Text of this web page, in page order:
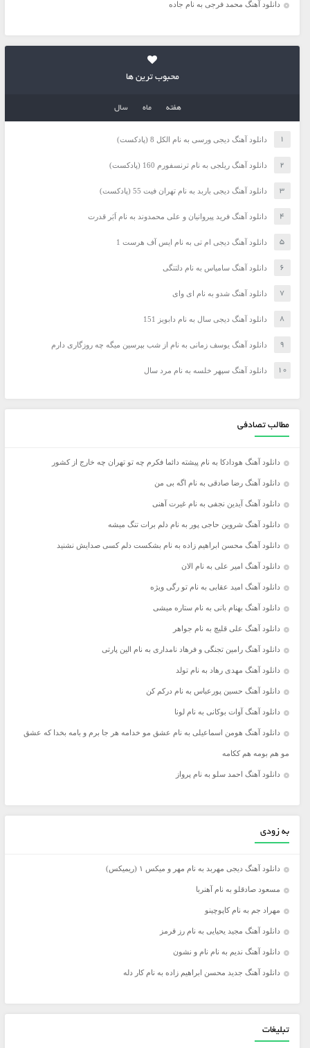
دانلود آهنگ محمد فرجی به نام جاده
محبوب ترین ها
هفته ماه سال
دانلود آهنگ دیجی ورسی به نام الکل 8 (پادکست)
دانلود آهنگ ریلجی به نام ترنسفورم 160 (پادکست)
دانلود آهنگ دیجی باربد به نام تهران فیت 55 (پادکست)
دانلود آهنگ فرید پیروانیان و علی محمدوند به نام اَبَر قدرت
دانلود آهنگ دیجی ام تی به نام ایس آف هرست 1
دانلود آهنگ سامیاس به نام دلتنگی
دانلود آهنگ شدو به نام ای وای
دانلود آهنگ دیجی سال به نام دابویز 151
دانلود آهنگ یوسف زمانی به نام از شب بپرسین میگه چه روزگاری دارم
دانلود آهنگ سپهر خلسه به نام مرد سال
مطالب تصادفی
دانلود آهنگ هودادکا به نام پیشته دائما فکرم چه تو تهران چه خارج از کشور
دانلود آهنگ رضا صادقی به نام اگه بی من
دانلود آهنگ آیدین نجفی به نام غیرت آهنی
دانلود آهنگ شروین حاجی پور به نام دلم برات تنگ میشه
دانلود آهنگ محسن ابراهیم زاده به نام بشکست دلم کسی صدایش نشنید
دانلود آهنگ امیر علی به نام الان
دانلود آهنگ امید عقابی به نام تو رگی ویژه
دانلود آهنگ بهنام بانی به نام ستاره میشی
دانلود آهنگ علی قلیچ به نام جواهر
دانلود آهنگ رامین تجنگی و فرهاد نامداری به نام الین پارتی
دانلود آهنگ مهدی رهاد به نام تولد
دانلود آهنگ حسین پورعباس به نام درکم کن
دانلود آهنگ آوات بوکانی به نام لونا
دانلود آهنگ هومن اسماعیلی به نام عشق مو خدامه هر جا برم و بامه بخدا که عشق
مو هم بومه هم ککامه
دانلود آهنگ احمد سلو به نام پرواز
به زودی
دانلود آهنگ دیجی مهربد به نام مهر و میکس ۱ (ریمیکس)
مسعود صادقلو به نام آهنربا
مهراد جم به نام کاپوچینو
دانلود آهنگ مجید یحیایی به نام رز قرمز
دانلود آهنگ ندیم به نام نام و نشون
دانلود آهنگ جدید محسن ابراهیم زاده به نام کار دله
تبلیغات